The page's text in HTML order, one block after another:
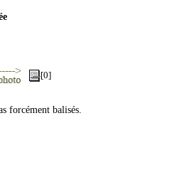
[0]
forcément balisés.